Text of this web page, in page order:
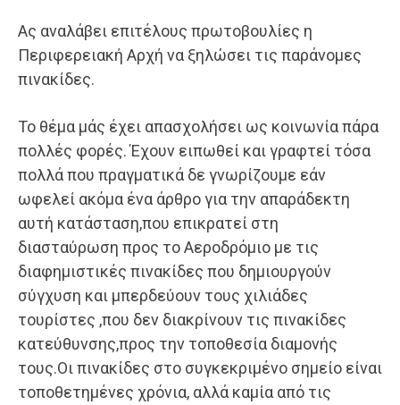
Ας αναλάβει επιτέλους πρωτοβουλίες η
Περιφερειακή Αρχή να ξηλώσει τις παράνομες
πινακίδες.
Το θέμα μάς έχει απασχολήσει ως κοινωνία πάρα
πολλές φορές. Έχουν ειπωθεί και γραφτεί τόσα
πολλά που πραγματικά δε γνωρίζουμε εάν
ωφελεί ακόμα ένα άρθρο για την απαράδεκτη
αυτή κατάσταση,που επικρατεί στη
διασταύρωση προς το Αεροδρόμιο με τις
διαφημιστικές πινακίδες που δημιουργούν
σύγχυση και μπερδεύουν τους χιλιάδες
τουρίστες ,που δεν διακρίνουν τις πινακίδες
κατεύθυνσης,προς την τοποθεσία διαμονής
τους.Οι πινακίδες στο συγκεκριμένο σημείο είναι
τοποθετημένες χρόνια, αλλά καμία από τις